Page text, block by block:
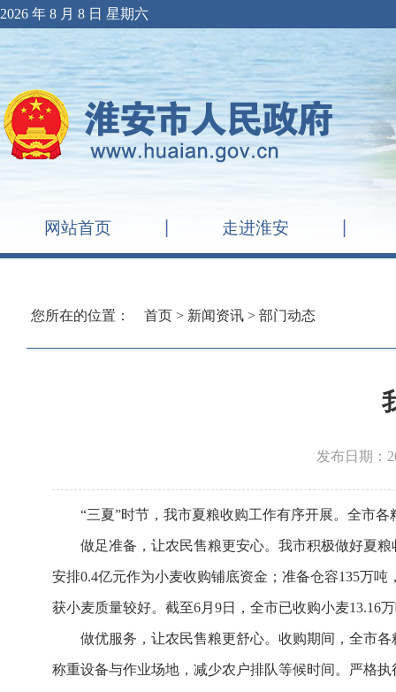
2026 年 8 月 8 日 星期六
网站首页 走进淮安
您所在的位置： 首页 > 新闻资讯 > 部门动态
发布日期：
“三夏”时节，我市夏粮收购工作有序开展。全市
做足准备，让农民售粮更安心。我市积极做好夏
安排0.4亿元作为小麦收购铺底资金；准备仓容135万
获小麦质量较好。截至6月9日，全市已收购小麦13.16
做优服务，让农民售粮更舒心。收购期间，全市
称重设备与作业场地，减少农户排队等候时间。严格